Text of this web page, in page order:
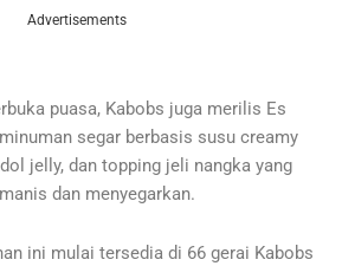
Advertisements
puasa, Kabobs juga merilis Es
segar berbasis susu creamy
jelly, dan topping jeli nangka yang
dan menyegarkan.
ini mulai tersedia di 66 gerai Kabobs